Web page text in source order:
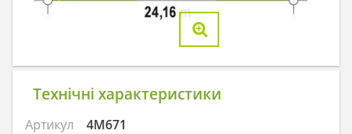
Технічні характеристики
Артикул
4M671